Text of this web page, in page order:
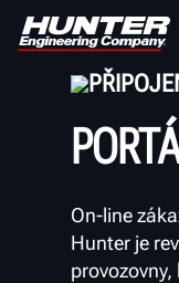
On-line
Hunter je